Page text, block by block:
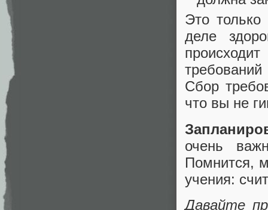
Это
деле
Сбор
что вы не
очень
Помнится,
учения:
Давайте